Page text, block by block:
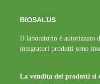
BIOSALUS
Il laboratorio è autorizzato
integratori prodotti sono
La vendita dei prodotti si